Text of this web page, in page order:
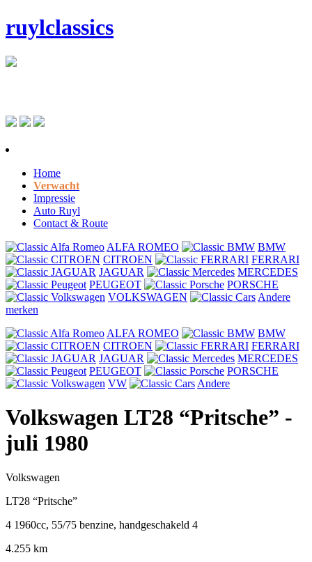
ruylclassics
Home
Verwacht
Impressie
Auto Ruyl
Contact & Route
ALFA ROMEO
BMW
CITROEN
FERRARI
JAGUAR
MERCEDES
PEUGEOT
PORSCHE
VOLKSWAGEN
Andere
merken
ALFA ROMEO
BMW
CITROEN
FERRARI
JAGUAR
MERCEDES
PEUGEOT
PORSCHE
VW
Andere
Volkswagen LT28 “Pritsche” -
juli 1980
Volkswagen
LT28 “Pritsche”
4 1960cc, 55/75 benzine, handgeschakeld 4
4.255 km